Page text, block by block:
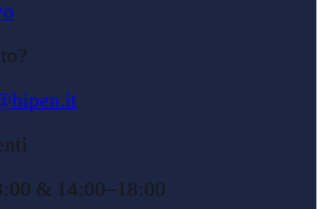
& 14:00–18:00